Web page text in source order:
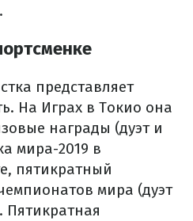
представляет
На Играх в Токио она
награды (дуэт и
мира-2019 в
пятикратный
мира (дуэт
Пятикратная